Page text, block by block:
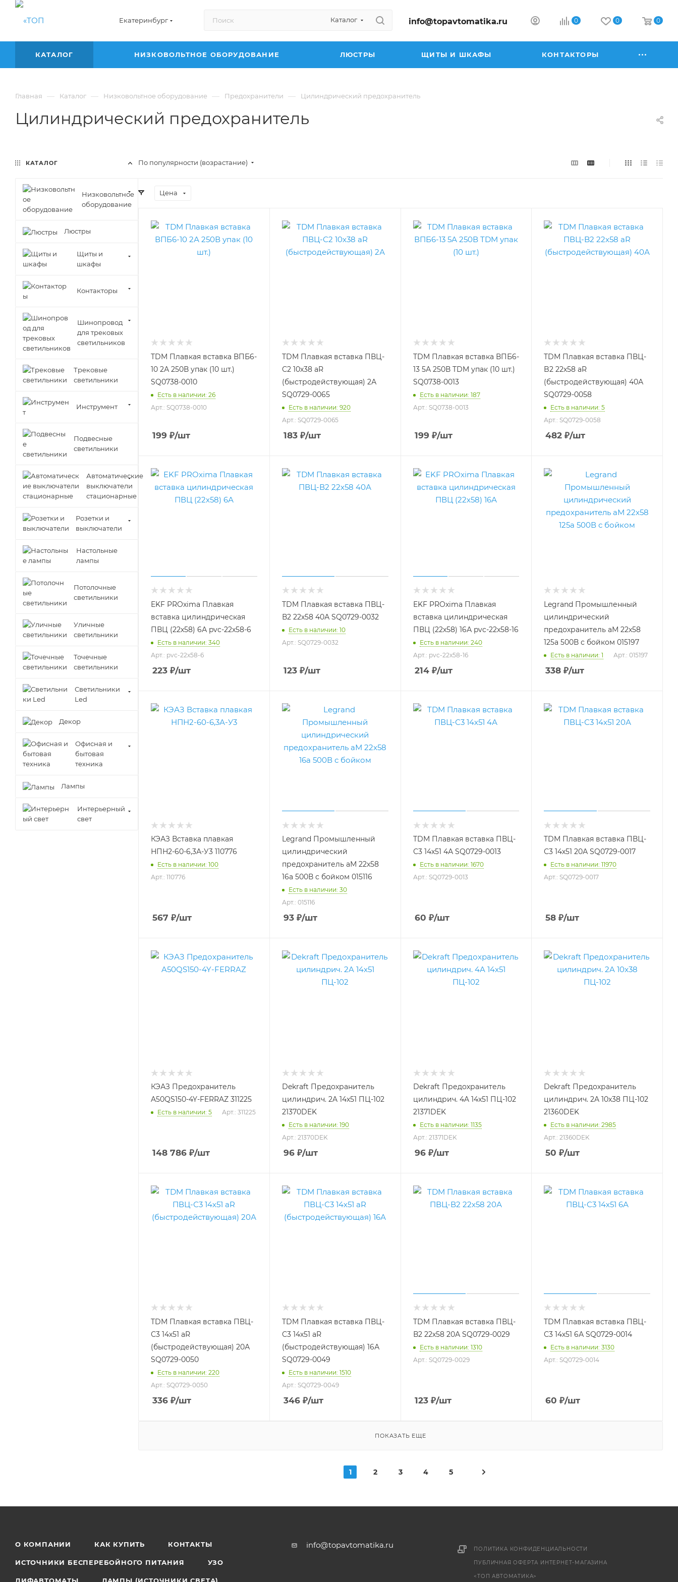
Екатеринбург Каталог info@topavtomatika.ru 0 0 0
КАТАЛОГ НИЗКОВОЛЬТНОЕ ОБОРУДОВАНИЕ ЛЮСТРЫ ЩИТЫ И ШКАФЫ КОНТАКТОРЫ
Главная — Каталог — Низковольтное оборудование — Предохранители — Цилиндрический предохранитель
Цилиндрический предохранитель
По популярности (возрастание)
Цена
TDM Плавкая вставка ВПБ6-
10 2А 250В упак (10 шт.)
SQ0738-0010
Есть в наличии: 26
Арт.: SQ0738-0010
199 ₽/шт
TDM Плавкая вставка ПВЦ-
С2 10х38 aR
(быстродействующая) 2А
SQ0729-0065
Есть в наличии: 920
Арт.: SQ0729-0065
183₽/шт
TDM Плавкая вставка ВПБ6-
13 5А 250В TDM упак (10 шт.)
SQ0738-0013
Есть в наличии: 187
Арт.: SQ0738-0013
199 ₽/шт
TDM Плавкая вставка ПВЦ-
B2 22х58 aR
(быстродействующая) 40А
SQ0729-0058
Есть в наличии: 5
Арт.: SQ0729-0058
482 ₽/шт
EKF PROxima Плавкая
вставка цилиндрическая
ПВЦ (22х58) 6А pvc-22x58-6
Есть в наличии: 340
Арт.: pvc-22x58-6
223 ₽/шт
TDM Плавкая вставка ПВЦ-
В2 22х58 40А SQ0729-0032
Есть в наличии: 10
Арт.: SQ0729-0032
123₽/шт
EKF PROxima Плавкая
вставка цилиндрическая
ПВЦ (22х58) 16А pvc-22x58-16
Есть в наличии: 240
Арт.: pvc-22x58-16
214₽/шт
Legrand Промышленный
цилиндрический
предохранитель аМ 22x58
125а 500В с бойком 015197
Есть в наличии: 1 Арт.: 015197
338 ₽/шт
КЭАЗ Вставка плавкая
НПН2-60-6,3А-У3 110776
Есть в наличии: 100
Арт.: 110776
567 ₽/шт
Legrand Промышленный
цилиндрический
предохранитель аМ 22x58
16а 500В с бойком 015116
Есть в наличии: 30
Арт.: 015116
93₽/шт
TDM Плавкая вставка ПВЦ-
С3 14х51 4А SQ0729-0013
Есть в наличии: 1670
Арт.: SQ0729-0013
60 ₽/шт
TDM Плавкая вставка ПВЦ-
С3 14х51 20А SQ0729-0017
Есть в наличии: 11970
Арт.: SQ0729-0017
58 ₽/шт
КЭАЗ Предохранитель
A50QS150-4Y-FERRAZ 311225
Есть в наличии: 5 Арт.: 311225
148 786 ₽/шт
Dekraft Предохранитель
цилиндрич. 2A 14x51 ПЦ-102
21370DEK
Есть в наличии: 190
Арт.: 21370DEK
96₽/шт
Dekraft Предохранитель
цилиндрич. 4A 14x51 ПЦ-102
21371DEK
Есть в наличии: 1135
Арт.: 21371DEK
96₽/шт
Dekraft Предохранитель
цилиндрич. 2A 10x38 ПЦ-102
21360DEK
Есть в наличии: 2985
Арт.: 21360DEK
50 ₽/шт
TDM Плавкая вставка ПВЦ-
С3 14х51 aR
(быстродействующая) 20А
SQ0729-0050
Есть в наличии: 220
Арт.: SQ0729-0050
336 ₽/шт
TDM Плавкая вставка ПВЦ-
С3 14х51 aR
(быстродействующая) 16А
SQ0729-0049
Есть в наличии: 1510
Арт.: SQ0729-0049
346₽/шт
TDM Плавкая вставка ПВЦ-
В2 22х58 20А SQ0729-0029
Есть в наличии: 1310
Арт.: SQ0729-0029
123₽/шт
TDM Плавкая вставка ПВЦ-
С3 14х51 6А SQ0729-0014
Есть в наличии: 3130
Арт.: SQ0729-0014
60 ₽/шт
ПОКАЗАТЬ ЕЩЕ
1 2 3 4 5
КАТАЛОГ
Низковольтное
оборудование
Люстры
Щиты и
шкафы
Контакторы
Шинопровод
для трековых
светильников
Трековые
светильники
Инструмент
Подвесные
светильники
Автоматические
выключатели
стационарные
Розетки и
выключатели
Настольные
лампы
Потолочные
светильники
Уличные
светильники
Точечные
светильники
Светильники
Led
Декор
Офисная и
бытовая
техника
Лампы
Интерьерный
свет
О КОМПАНИИ КАК КУПИТЬ КОНТАКТЫ
ИСТОЧНИКИ БЕСПЕРЕБОЙНОГО ПИТАНИЯ УЗО
info@topavtomatika.ru ПОЛИТИКА КОНФИДЕНЦИАЛЬНОСТИ
ПУБЛИЧНАЯ ОФЕРТА ИНТЕРНЕТ-МАГАЗИНА
<ТОП АВТОМАТИКА>